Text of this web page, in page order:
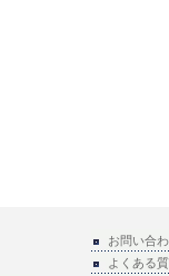
お問い合
よくある